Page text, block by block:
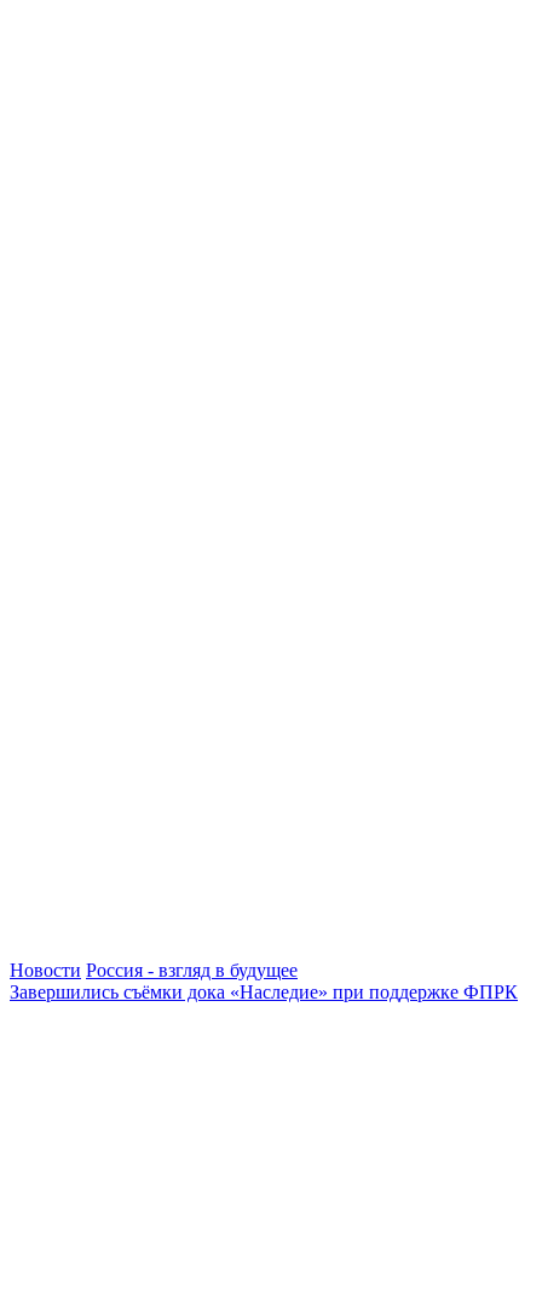
Новости Россия - взгляд в будущее
Завершились съёмки дока «Наследие» при поддержке ФПРК